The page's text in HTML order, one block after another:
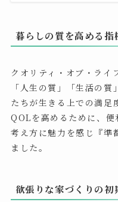
暮らしの質を高め
クオリティ・オブ・ラ
「人生の質」「生活の
たちが生きる上での満足
QOLを高めるために、便
考え方に魅力を感じ『準
ました。
欲張りな家づくりの初